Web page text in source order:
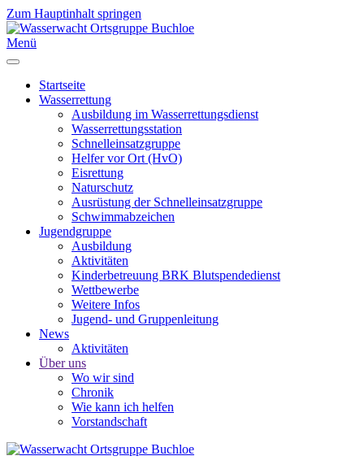
Zum Hauptinhalt springen
Menü
Startseite
Wasserrettung
Ausbildung im Wasserrettungsdienst
Wasserrettungsstation
Schnelleinsatzgruppe
Helfer vor Ort (HvO)
Eisrettung
Naturschutz
Ausrüstung der Schnelleinsatzgruppe
Schwimmabzeichen
Jugendgruppe
Ausbildung
Aktivitäten
Kinderbetreuung BRK Blutspendedienst
Wettbewerbe
Weitere Infos
Jugend- und Gruppenleitung
News
Aktivitäten
Über uns
Wo wir sind
Chronik
Wie kann ich helfen
Vorstandschaft